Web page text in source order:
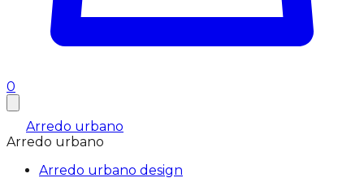
0
Arredo urbano
Arredo urbano
Arredo urbano design